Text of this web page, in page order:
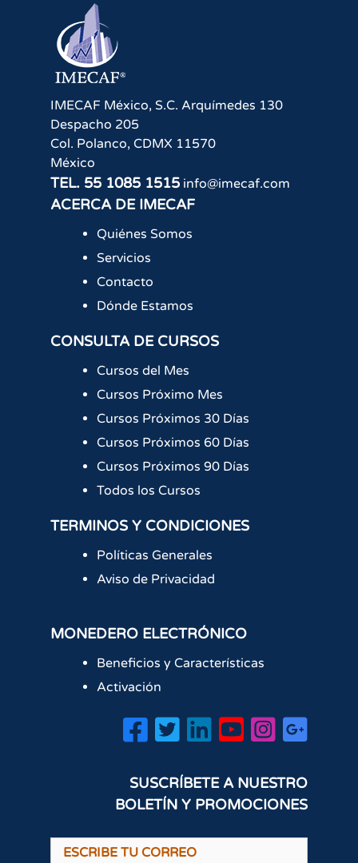
IMECAF México, S.C. Arquímedes 130
Despacho 205
Col. Polanco, CDMX 11570
México
TEL. 55 1085 1515 info@imecaf.com
ACERCA DE IMECAF
Quiénes Somos
Servicios
Contacto
Dónde Estamos
CONSULTA DE CURSOS
Cursos del Mes
Cursos Próximo Mes
Cursos Próximos 30 Días
Cursos Próximos 60 Días
Cursos Próximos 90 Días
Todos los Cursos
TERMINOS Y CONDICIONES
Políticas Generales
Aviso de Privacidad
MONEDERO ELECTRÓNICO
Beneficios y Características
Activación
SUSCRÍBETE A NUESTRO
BOLETÍN Y PROMOCIONES